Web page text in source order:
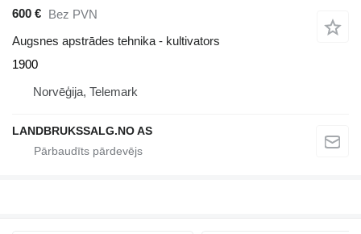
600 €
Bez PVN
Augsnes apstrādes tehnika - kultivators
1900
Norvēģija, Telemark
LANDBRUKSSALG.NO AS